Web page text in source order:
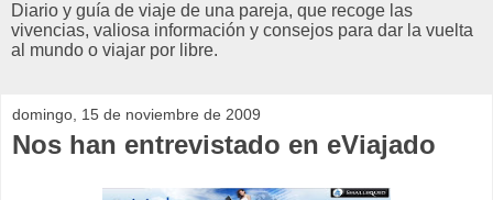
Diario y guía de viaje de una pareja, que recoge las
vivencias, valiosa información y consejos para dar la vuelta
al mundo o viajar por libre.
domingo, 15 de noviembre de 2009
Nos han entrevistado en eViajado